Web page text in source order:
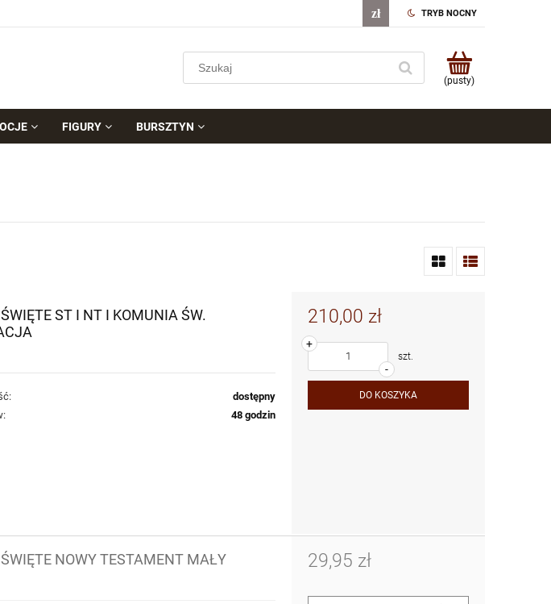
TRYB NOCNY
(pusty)
FIGURY BURSZTYN
ST I NT I KOMUNIA ŚW.
dostępny
48 godzin
210,00 zł
-
+
szt.
DO KOSZYKA
NOWY TESTAMENT MAŁY 29,95 zł